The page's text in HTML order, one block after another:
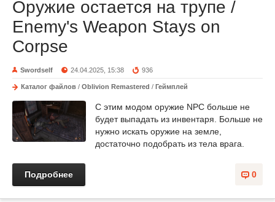
Оружие остается на трупе /
Enemy's Weapon Stays on
Corpse
Swordself 24.04.2025, 15:38 936
Каталог файлов / Oblivion Remastered / Геймплей
С этим модом оружие NPC больше не
будет выпадать из инвентаря. Больше не
нужно искать оружие на земле,
достаточно подобрать из тела врага.
0
Подробнее